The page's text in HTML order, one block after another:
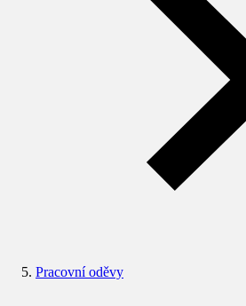
Pracovní oděvy